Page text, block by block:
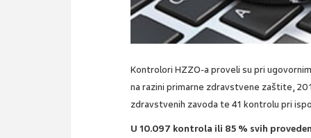
Kontrolori HZZO-a proveli su pri
na razini primarne zdravstvene zaštite,
zdravstvenih zavoda te 41 kontrolu pri
U 10.097 kontrola ili 85 % svih